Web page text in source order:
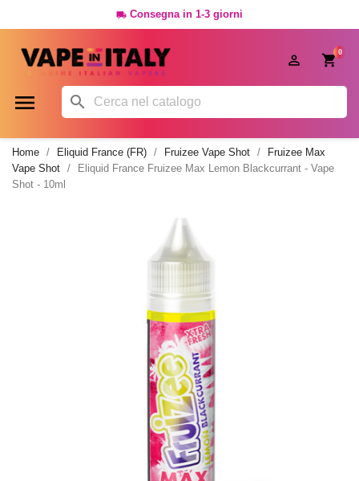
 Consegna in 1-3 giorni
0

 
Home Eliquid France (FR) Fruizee Vape Shot
Fruizee Max
Vape Shot
Eliquid France Fruizee Max Lemon Blackcurrant - Vape
Shot - 10ml